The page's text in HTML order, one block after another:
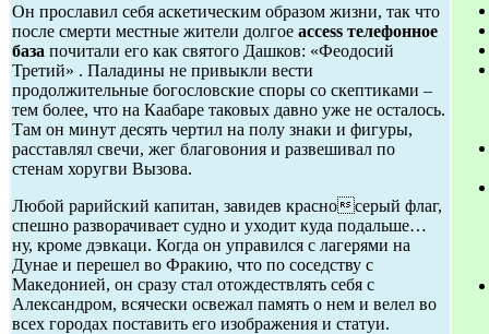
Он прославил себя аскетическим образом жизни, так что
после смерти местные жители долгое access телефонное
база почитали его как святого Дашков: «Феодосий
Третий» . Паладины не привыкли вести
продолжительные богословские споры со скептиками –
тем более, что на Каабаре таковых давно уже не осталось.
Там он минут десять чертил на полу знаки и фигуры,
расставлял свечи, жег благовония и развешивал по
стенам хоругви Вызова.
Любой рарийский капитан, завидев красносерый флаг,
спешно разворачивает судно и уходит куда подальше…
ну, кроме дэвкаци. Когда он управился с лагерями на
Дунае и перешел во Фракию, что по соседству с
Македонией, он сразу стал отождествлять себя с
Александром, всячески освежал память о нем и велел во
всех городах поставить его изображения и статуи.